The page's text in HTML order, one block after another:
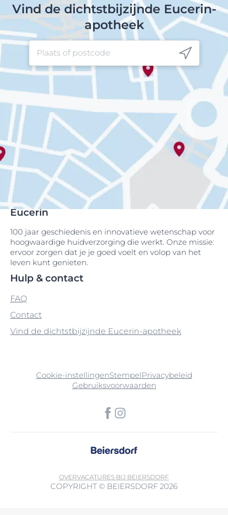
Vind de dichtstbijzijnde Eucerin-
apotheek
Eucerin
100 jaar geschiedenis en innovatieve wetenschap voor
hoogwaardige huidverzorging die werkt. Onze missie:
ervoor zorgen dat je je goed voelt en volop van het
leven kunt genieten.
Hulp & contact
FAQ
Contact
Vind de dichtstbijzijnde Eucerin-apotheek
Cookie-instellingenStempelPrivacybeleid
Gebruiksvoorwaarden
OVERVACATURES BIJ BEIERSDORF
COPYRIGHT © BEIERSDORF 2026